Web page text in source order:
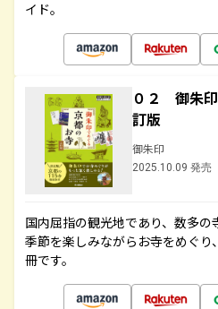
イド。
０２ 御朱
訂版
御朱印
2025.10.09 発売
国内屈指の観光地であり、数多の
季節を楽しみながらお寺をめぐ
冊です。